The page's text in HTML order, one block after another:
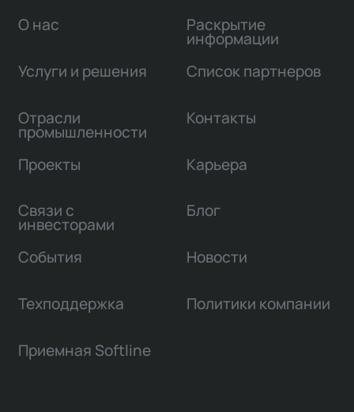
О нас
Услуги и решения
Отрасли
промышленности
Проекты
Связи с
инвесторами
Раскрытие
информации
Список партнеров
Контакты
Карьера
Блог
События Новости
Техподдержка Политики компании
Приемная Softline